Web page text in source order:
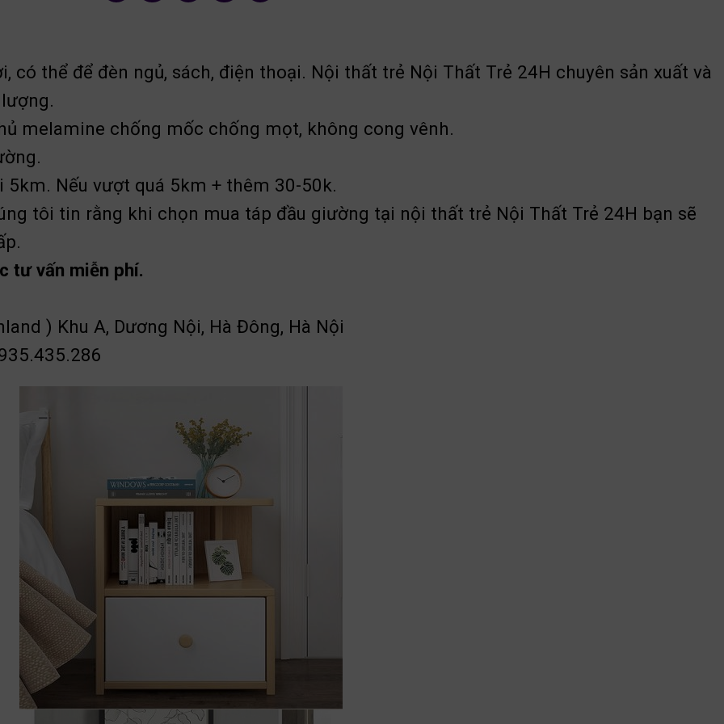
thể để đèn ngủ, sách, điện thoại. Nội thất trẻ Nội Thất Trẻ 24H chuyên sản xuất và
melamine chống mốc chống mọt, không cong vênh.
Nếu vượt quá 5km + thêm 30-50k.
tôi tin rằng khi chọn mua táp đầu giường tại nội thất trẻ Nội Thất Trẻ 24H bạn sẽ
tư vấn miễn phí.
) Khu A, Dương Nội, Hà Đông, Hà Nội